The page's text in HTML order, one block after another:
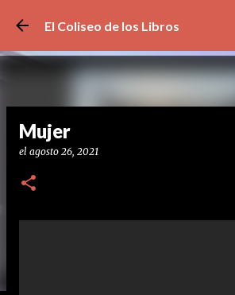
Ir al contenido principal
El Coliseo de los Libros
Mujer
el agosto 26, 2021